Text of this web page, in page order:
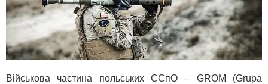
Військова частина польських ССпО – GROM (Grupa